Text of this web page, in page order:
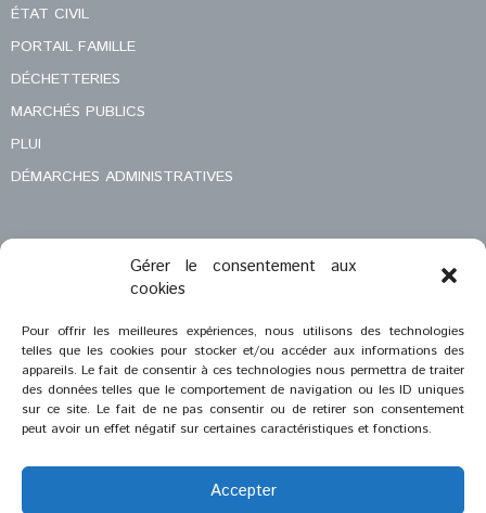
Gérer le consentement aux
cookies
Pour offrir les meilleures expériences, nous utilisons des technologies
telles que les cookies pour stocker et/ou accéder aux informations des
appareils. Le fait de consentir à ces technologies nous permettra de traiter
des données telles que le comportement de navigation ou les ID uniques
sur ce site. Le fait de ne pas consentir ou de retirer son consentement
peut avoir un effet négatif sur certaines caractéristiques et fonctions.
Accepter
ÉTAT CIVIL
PORTAIL FAMILLE
DÉCHETTERIES
MARCHÉS PUBLICS
PLUI
DÉMARCHES ADMINISTRATIVES
MENTIONS LÉGALES